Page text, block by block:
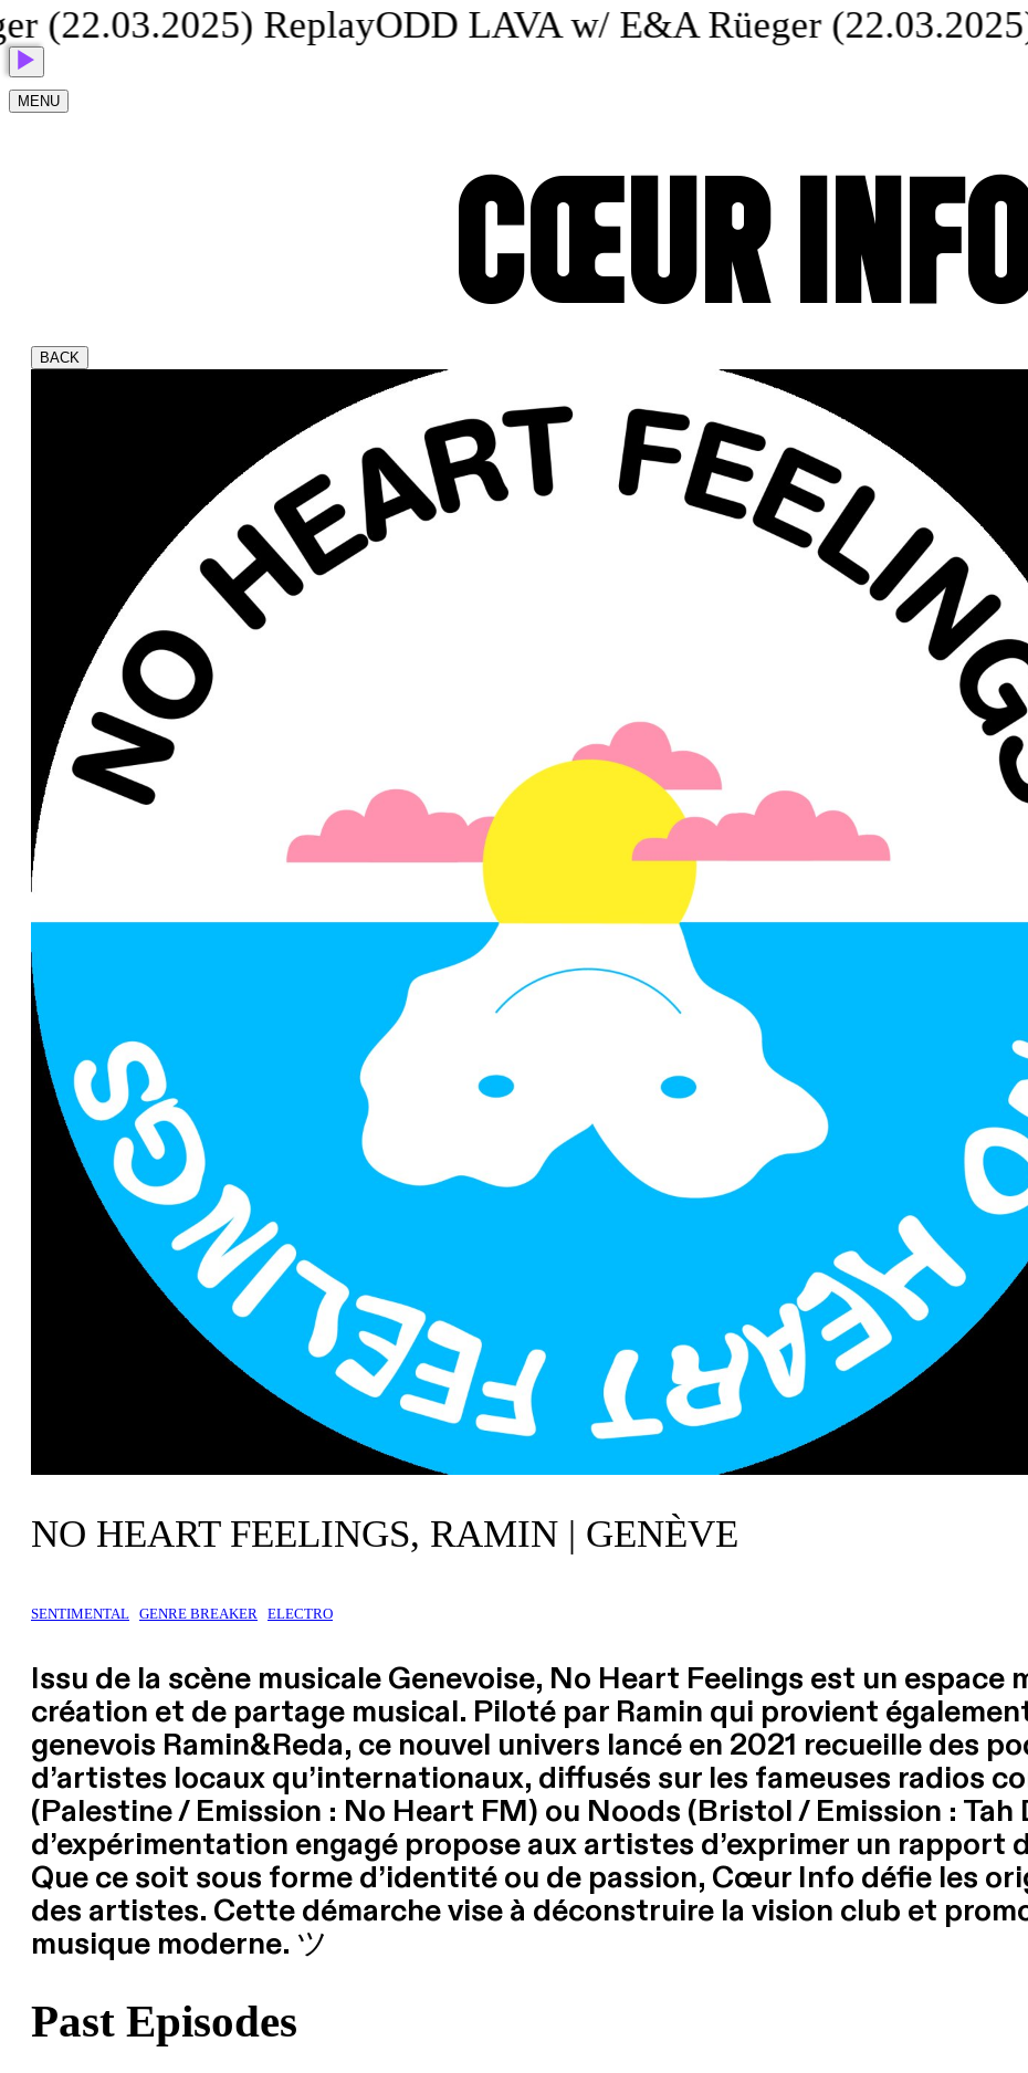
ReplayODD LAVA w/ E&A Rüeger (22.03.2025)
MENU
CŒUR
BACK
NO HEART FEELINGS, RAMIN | GENÈVE
SENTIMENTAL GENRE BREAKER ELECTRO
Issu de la scène musicale Genevoise, No Heart Feelings est un
création et de partage musical. Piloté par Ramin qui provient
genevois Ramin&Reda, ce nouvel univers lancé en 2021 recueille des
d’artistes locaux qu’internationaux, diffusés sur les fameuses radios
(Palestine / Emission : No Heart FM) ou Noods (Bristol / Emission : Tah
d’expérimentation engagé propose aux artistes d’exprimer un rapport
Que ce soit sous forme d’identité ou de passion, Cœur Info défie les
des artistes. Cette démarche vise à déconstruire la vision club et
musique moderne. ツ
Past Episodes